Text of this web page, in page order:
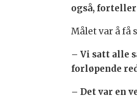
også,
Målet var å få
– Vi satt alle
forløpende
– Det var en